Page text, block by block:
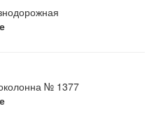
№ 1377